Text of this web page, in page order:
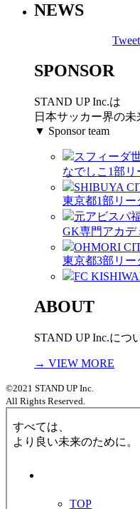
NEWS
SPONSOR
STAND UP Inc.は
日本サッカー界の未
▼ Sponsor team
スフィーダ
なでしこ1部リ
SHIBUYA
東京都1部リー
元アビスパ
GK専門アカデ
OHMORI
東京都3部リー
FC
ABOUT
STAND UP Inc.につ
→ VIEW MORE
©2021 STAND UP Inc.
All Rights Reserved.